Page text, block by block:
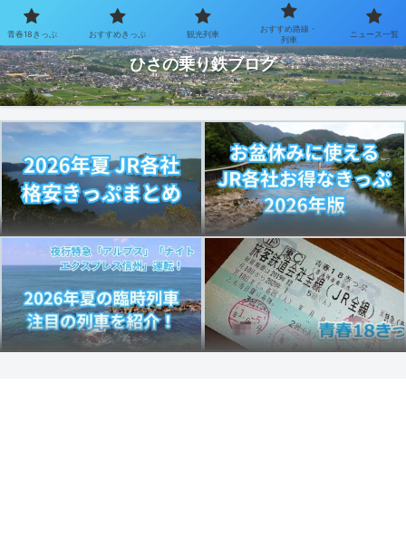
お得なきっぷで乗り鉄を楽しむブログ
ひさの乗り鉄ブログ
青春18きっぷ おすすめきっぷ 観光列車
おすすめ路線・
列車
ニュース一覧